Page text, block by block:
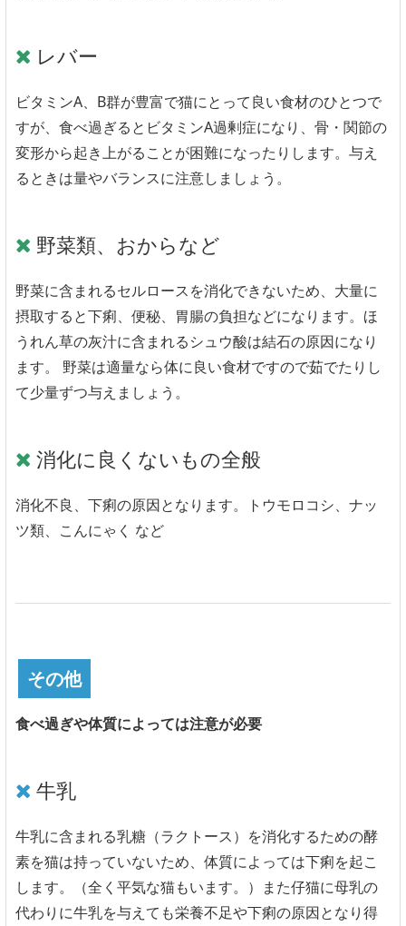
レバー
ビタミンA、B群が豊富で猫にとって良い食材のひとつで
すが、食べ過ぎるとビタミンA過剰症になり、骨・関節の
変形から起き上がることが困難になったりします。与え
るときは量やバランスに注意しましょう。
野菜類、おからなど
野菜に含まれるセルロースを消化できないため、大量に
摂取すると下痢、便秘、胃腸の負担などになります。ほ
うれん草の灰汁に含まれるシュウ酸は結石の原因になり
ます。 野菜は適量なら体に良い食材ですので茹でたりし
て少量ずつ与えましょう。
消化に良くないもの全般
消化不良、下痢の原因となります。トウモロコシ、ナッ
ツ類、こんにゃく など
その他
食べ過ぎや体質によっては注意が必要
牛乳
牛乳に含まれる乳糖（ラクトース）を消化するための酵
素を猫は持っていないため、体質によっては下痢を起こ
します。（全く平気な猫もいます。）また仔猫に母乳の
代わりに牛乳を与えても栄養不足や下痢の原因となり得